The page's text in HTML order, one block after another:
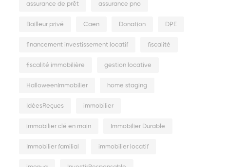
assurance de prêt assurance pno
Bailleur privé Caen Donation DPE
financement investissement locatif fiscalité
fiscalité immobilière gestion locative
HalloweenImmobilier home staging
IdéesReçues immobilier
immobilier clé en main Immobilier Durable
Immobilier familial immobilier locatif